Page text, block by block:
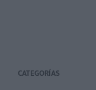
CATEGORÍAS